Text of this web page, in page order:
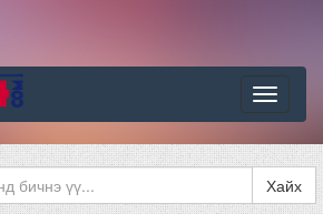
Цэс
Хайх